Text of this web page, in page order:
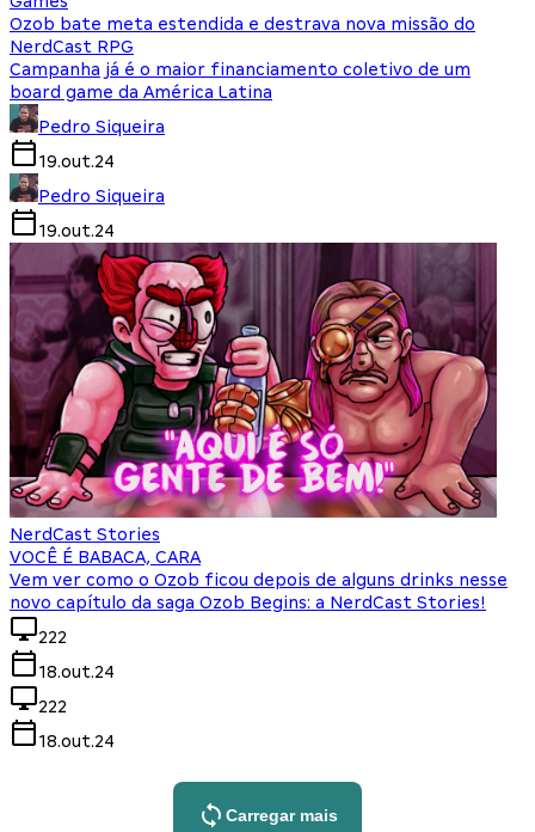
Ozob bate meta estendida e destrava nova missão do
NerdCast RPG
Campanha já é o maior financiamento coletivo de um
board game da América Latina
Pedro Siqueira
19.out.24
Pedro Siqueira
19.out.24
NerdCast Stories
VOCÊ É BABACA, CARA
Vem ver como o Ozob ficou depois de alguns drinks nesse
novo capítulo da saga Ozob Begins: a NerdCast Stories!
222
18.out.24
222
18.out.24
Carregar mais